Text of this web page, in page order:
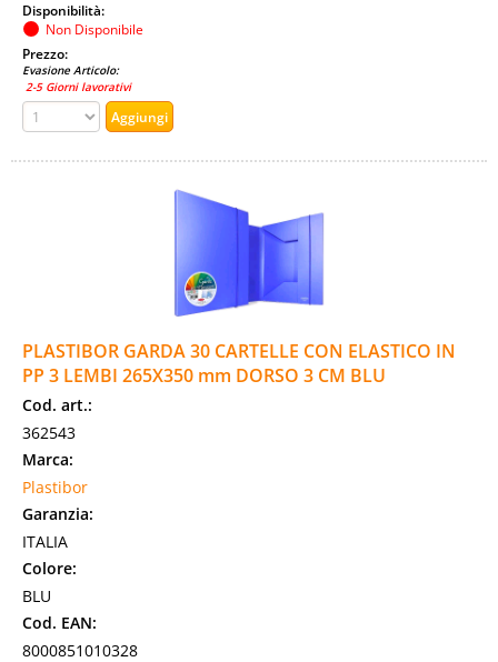
Disponibilità:
Non Disponibile
Prezzo:
Evasione Articolo:
2-5 Giorni lavorativi
PLASTIBOR GARDA 30 CARTELLE CON ELASTICO IN
PP 3 LEMBI 265X350 mm DORSO 3 CM BLU
Cod. art.:
362543
Marca:
Plastibor
Garanzia:
ITALIA
Colore:
BLU
Cod. EAN:
8000851010328